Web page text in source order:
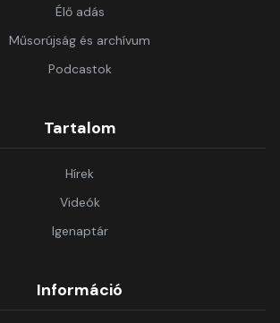
Élő adás
Műsorújság és archívum
Podcastok
Tartalom
Hírek
Videók
Igenaptár
Információ